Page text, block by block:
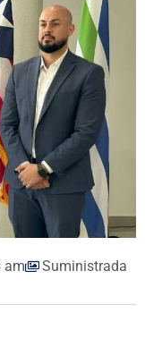
am Suministrada